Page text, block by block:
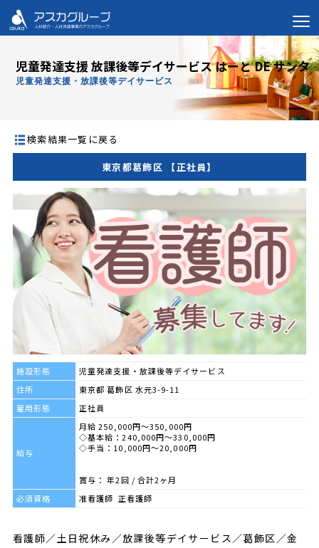
児童発達支援 放課後等デイサービス はーと DE サンタ
児童発達支援・放課後等デイサービス
検索結果一覧に戻る
東京都葛飾区 【正社員】
施設形態
児童発達支援・放課後等デイサービス
住所
東京都 葛飾区 水元3-9-11
雇用形態
正社員
給与
月給 250,000円～350,000円
◇基本給：240,000円～330,000円
◇手当：10,000円～20,000円
賞与： 年2回 / 合計2ヶ月
必須資格
准看護師 正看護師
看護師／土日祝休み／放課後等デイサービス／葛飾区／金